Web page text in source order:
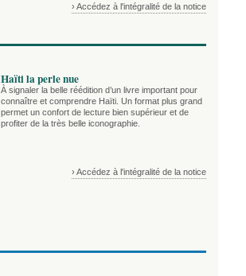
› Accédez à l'intégralité de la notice
Haïti la perle nue
À signaler la belle réédition d’un livre important pour
connaître et comprendre Haïti. Un format plus grand
permet un confort de lecture bien supérieur et de
profiter de la très belle iconographie.
› Accédez à l'intégralité de la notice